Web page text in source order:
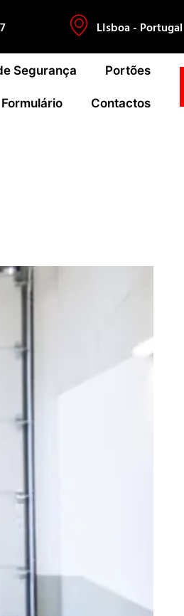
LIsboa - Portugal
Segurança Portões
Formulário Contactos